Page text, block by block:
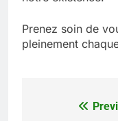
Prenez soin de
pleinement
Navigation